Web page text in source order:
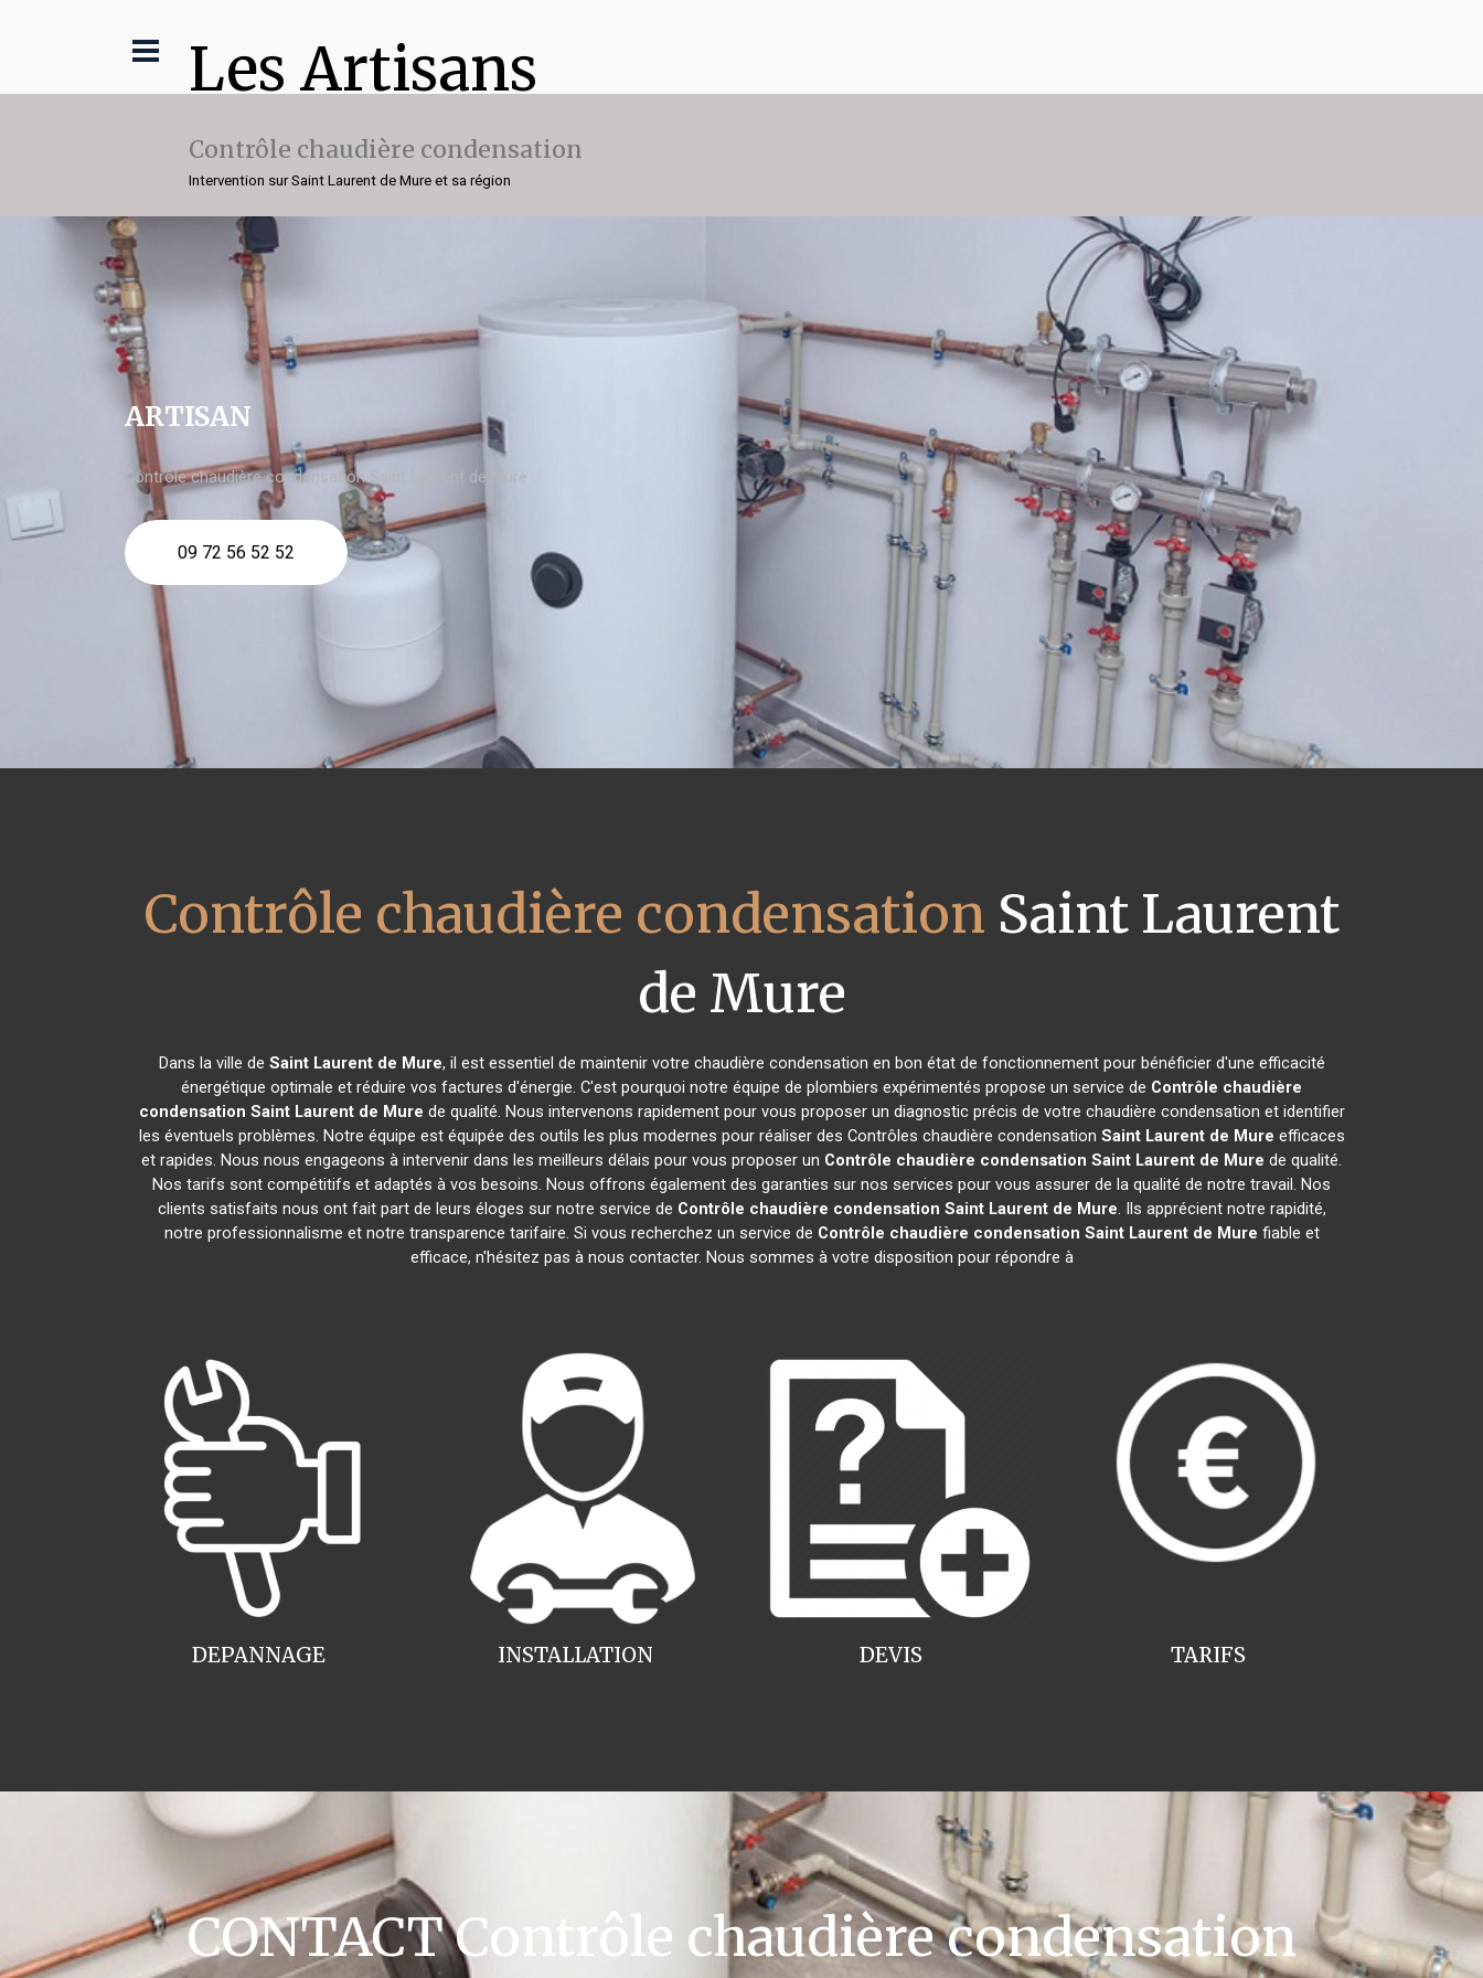
Les Artisans
Contrôle chaudière condensation
Intervention sur Saint Laurent de Mure et sa région
ARTISAN
Contrôle chaudière condensation Saint Laurent de Mure
09 72 56 52 52
Contrôle chaudière condensation Saint Laurent
de Mure
Dans la ville de Saint Laurent de Mure, il est essentiel de maintenir votre chaudière condensation en bon état de fonctionnement pour bénéficier d'une efficacité
énergétique optimale et réduire vos factures d'énergie. C'est pourquoi notre équipe de plombiers expérimentés propose un service de Contrôle chaudière
condensation Saint Laurent de Mure de qualité. Nous intervenons rapidement pour vous proposer un diagnostic précis de votre chaudière condensation et identifier
les éventuels problèmes. Notre équipe est équipée des outils les plus modernes pour réaliser des Contrôles chaudière condensation Saint Laurent de Mure efficaces
et rapides. Nous nous engageons à intervenir dans les meilleurs délais pour vous proposer un Contrôle chaudière condensation Saint Laurent de Mure de qualité.
Nos tarifs sont compétitifs et adaptés à vos besoins. Nous offrons également des garanties sur nos services pour vous assurer de la qualité de notre travail. Nos
clients satisfaits nous ont fait part de leurs éloges sur notre service de Contrôle chaudière condensation Saint Laurent de Mure. Ils apprécient notre rapidité,
notre professionnalisme et notre transparence tarifaire. Si vous recherchez un service de Contrôle chaudière condensation Saint Laurent de Mure fiable et
efficace, n'hésitez pas à nous contacter. Nous sommes à votre disposition pour répondre à
INSTALLATION
DEPANNAGE TARIFS
DEVIS
CONTACT Contrôle chaudière condensation